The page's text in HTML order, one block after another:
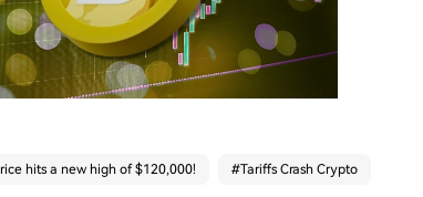
hits a new high of $120,000! #Tariffs Crash Crypto